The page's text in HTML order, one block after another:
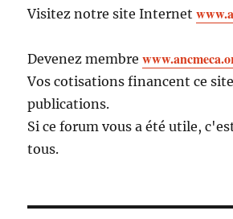
Visitez notre site Internet
Devenez membre
Vos cotisations financent ce
publications.
Si ce forum vous a été utile,
tous.